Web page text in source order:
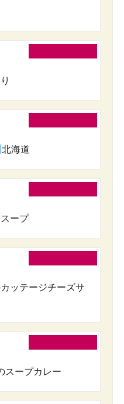
北海道
ープ
ッテージチーズサ
スープカレー